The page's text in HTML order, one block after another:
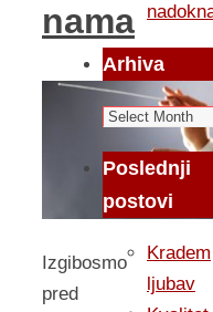
nama
Izgibosmo
pred
Arhiva
Arhiva
Poslednji
postovi
Kradem
ljubav